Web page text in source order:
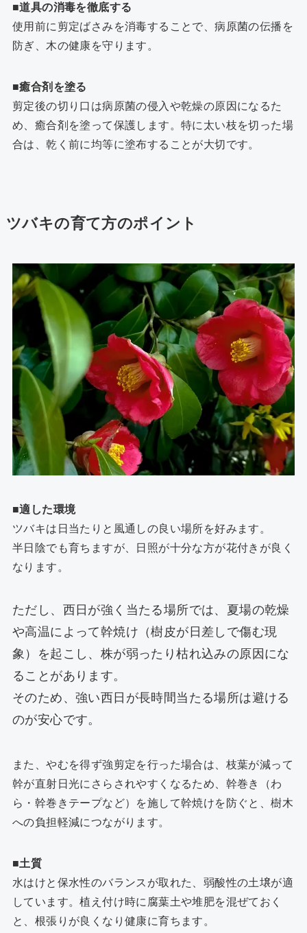
■道具の消毒を徹底する
使用前に剪定ばさみを消毒することで、病原菌の伝播を
防ぎ、木の健康を守ります。
■癒合剤を塗る
剪定後の切り口は病原菌の侵入や乾燥の原因になるた
め、癒合剤を塗って保護します。特に太い枝を切った場
合は、乾く前に均等に塗布することが大切です。
ツバキの育て方のポイント
■適した環境
ツバキは日当たりと風通しの良い場所を好みます。
半日陰でも育ちますが、日照が十分な方が花付きが良く
なります。
ただし、西日が強く当たる場所では、夏場の乾燥
や高温によって幹焼け（樹皮が日差しで傷む現
象）を起こし、株が弱ったり枯れ込みの原因にな
ることがあります。
そのため、強い西日が長時間当たる場所は避ける
のが安心です。
また、やむを得ず強剪定を行った場合は、枝葉が減って
幹が直射日光にさらされやすくなるため、幹巻き（わ
ら・幹巻きテープなど）を施して幹焼けを防ぐと、樹木
への負担軽減につながります。
■土質
水はけと保水性のバランスが取れた、弱酸性の土壌が適
しています。植え付け時に腐葉土や堆肥を混ぜておく
と、根張りが良くなり健康に育ちます。